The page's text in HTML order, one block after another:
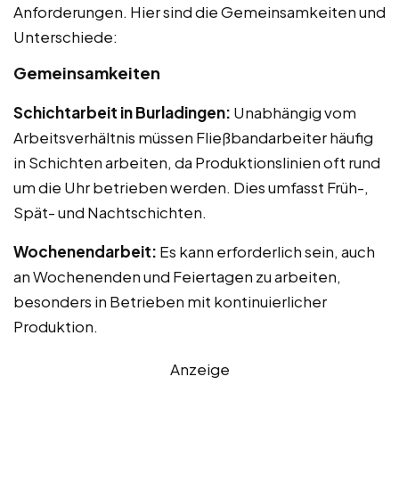
Anforderungen. Hier sind die Gemeinsamkeiten und
Unterschiede:
Gemeinsamkeiten
Schichtarbeit in Burladingen: Unabhängig vom
Arbeitsverhältnis müssen Fließbandarbeiter häufig
in Schichten arbeiten, da Produktionslinien oft rund
um die Uhr betrieben werden. Dies umfasst Früh-,
Spät- und Nachtschichten.
Wochenendarbeit: Es kann erforderlich sein, auch
an Wochenenden und Feiertagen zu arbeiten,
besonders in Betrieben mit kontinuierlicher
Produktion.
Anzeige